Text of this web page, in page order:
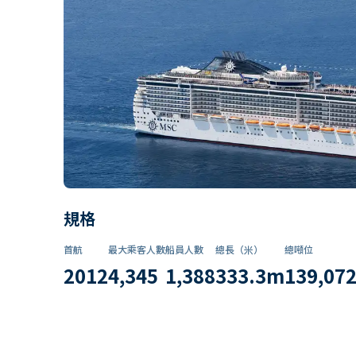
規格
首航
2012
最大乘客人數
4,345
船員人數
1,388
總長（米）
333.3m
總噸位
139,072